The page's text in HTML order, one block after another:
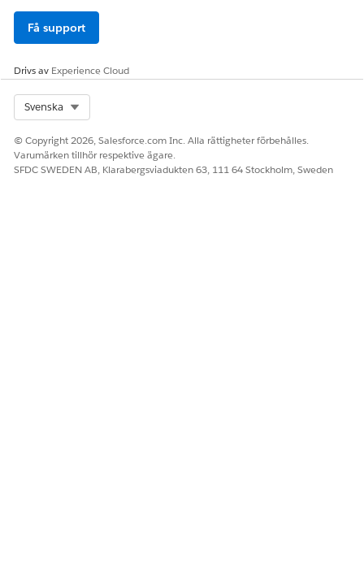
Få support
Drivs av Experience Cloud
Svenska
© Copyright 2026, Salesforce.com Inc. Alla rättigheter förbehålles.
Varumärken tillhör respektive ägare.
SFDC SWEDEN AB, Klarabergsviadukten 63, 111 64 Stockholm, Sweden